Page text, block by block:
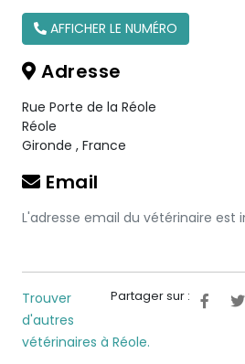
AFFICHER LE NUMÉRO
Adresse
Rue Porte de la Réole
Réole
Gironde , France
Email
L'adresse email du vétérinaire est
Partager sur :
Trouver
d'autres
vétérinaires à Réole.